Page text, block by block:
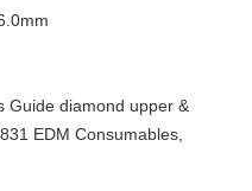
Guide diamond upper &
EDM Consumables,